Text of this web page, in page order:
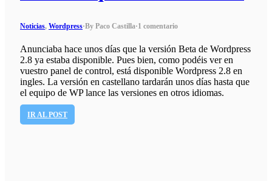
Noticias, Wordpress·By Paco Castilla·1 comentario
Anunciaba hace unos días que la versión Beta de Wordpress
2.8 ya estaba disponible. Pues bien, como podéis ver en
vuestro panel de control, está disponible Wordpress 2.8 en
ingles. La versión en castellano tardarán unos días hasta que
el equipo de WP lance las versiones en otros idiomas.
IR AL POST